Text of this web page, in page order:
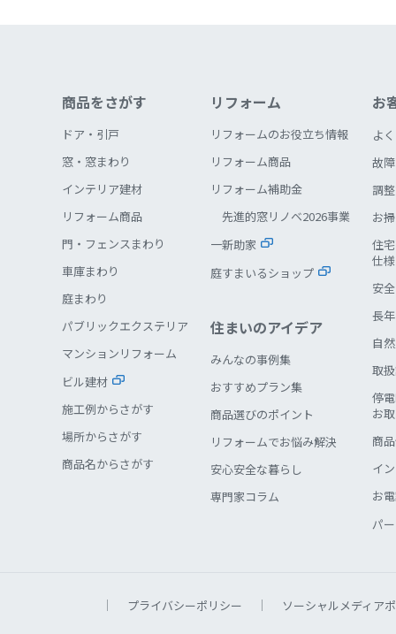
商品をさがす
ドア・引戸
窓・窓まわり
インテリア建材
リフォーム商品
門・フェンスまわり
車庫まわり
庭まわり
パブリックエクステリア
マンションリフォーム
ビル建材
施工例からさがす
場所からさがす
商品名からさがす
リフォーム
リフォームのお役立ち情報
リフォーム商品
リフォーム補助金
先進的窓リノベ2026事業
一新助家
庭すまいるショップ
住まいのアイデア
みんなの事例集
おすすめプラン集
商品選びのポイント
リフォームでお悩み解決
安心安全な暮らし
専門家コラム
お
よ
故
調
お
住
仕
安
長
自
取
停
お
商
イ
お
パ
プライバシーポリシー ソーシャルメディア